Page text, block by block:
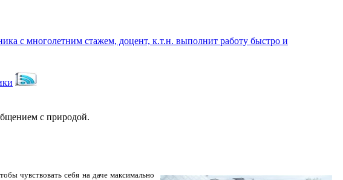
с многолетним стажем, доцент, к.т.н. выполнит работу быстро и
с природой.
чувствовать себя на даче максимально